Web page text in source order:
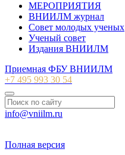
МЕРОПРИЯТИЯ
ВНИИЛМ журнал
Совет молодых ученых
Ученый совет
Издания ВНИИЛМ
Приемная ФБУ ВНИИЛМ
+7 495 993 30 54
info@vniilm.ru
Полная версия